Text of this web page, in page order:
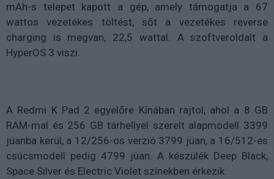
mAh-s telepet kapott a gép, amely támogatja a 67
wattos vezetékes töltést, sőt a vezetékes reverse
charging is megvan, 22,5 wattal. A szoftveroldalt a
HyperOS 3 viszi.
A Redmi K Pad 2 egyelőre Kínában rajtol, ahol a 8 GB
RAM-mal és 256 GB tárhellyel szerelt alapmodell 3399
jüanba kerül, a 12/256-os verzió 3799 jüan, a 16/512-es
csúcsmodell pedig 4799 jüan. A készülék Deep Black,
Space Silver és Electric Violet színekben érkezik.